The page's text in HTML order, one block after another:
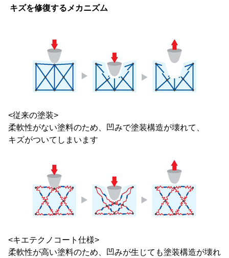
キズを修復するメカニズム
<従来の塗装>
柔軟性がない塗料のため、凹みで塗装構造が壊れて、
キズがついてしまいます
<キエテクノコート仕様>
柔軟性が高い塗料のため、凹みが生じても塗装構造が壊れ